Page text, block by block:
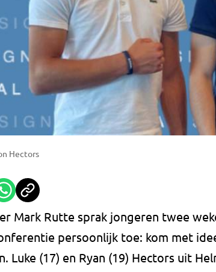
Hectors
Mark Rutte sprak jongeren twee
persoonlijk toe: kom met
Luke (17) en Ryan (19) Hectors uit